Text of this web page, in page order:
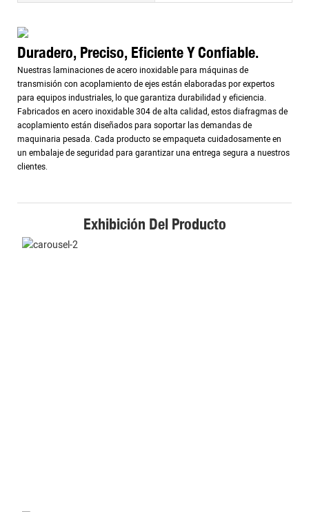
Duradero, Preciso, Eficiente Y Confiable.
Nuestras laminaciones de acero inoxidable para máquinas de
transmisión con acoplamiento de ejes están elaboradas por expertos
para equipos industriales, lo que garantiza durabilidad y eficiencia.
Fabricados en acero inoxidable 304 de alta calidad, estos diafragmas de
acoplamiento están diseñados para soportar las demandas de
maquinaria pesada. Cada producto se empaqueta cuidadosamente en
un embalaje de seguridad para garantizar una entrega segura a nuestros
clientes.
Exhibición Del Producto